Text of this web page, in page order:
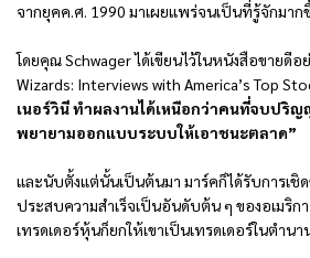
จากยุคค.ศ. 1990 มาเผยแพร่จนเป็นที่รู้จักมาก
โดยคุณ Schwager ได้เขียนไว้ในหนังสือขายดีอ
Wizards: Interviews with America’s Top
เนอร์วินี ทำผลงานได้เหนือกว่าคนที่จบปริ
พยายามออกแบบระบบให้เอาชนะตลาด”
และนับตั้งแต่นั้นเป็นต้นมา มาร์คก็ได้รับการเชิ
ประสบความสำเร็จเป็นอันดับต้น ๆ ของอเมริก
เทรดเดอร์หุ้นก็ยกให้เขาเป็นเทรดเดอร์ในตำนา